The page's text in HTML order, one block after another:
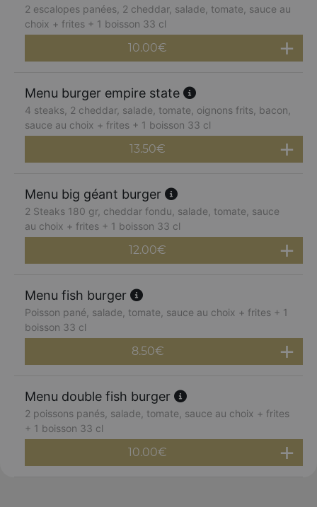
2 escalopes panées, 2 cheddar, salade, tomate, sauce au
choix + frites + 1 boisson 33 cl
10.00€
Menu burger empire state
4 steaks, 2 cheddar, salade, tomate, oignons frits, bacon,
sauce au choix + frites + 1 boisson 33 cl
13.50€
Menu big géant burger
2 Steaks 180 gr, cheddar fondu, salade, tomate, sauce
au choix + frites + 1 boisson 33 cl
12.00€
Menu fish burger
Poisson pané, salade, tomate, sauce au choix + frites + 1
boisson 33 cl
8.50€
Menu double fish burger
2 poissons panés, salade, tomate, sauce au choix + frites
+ 1 boisson 33 cl
10.00€